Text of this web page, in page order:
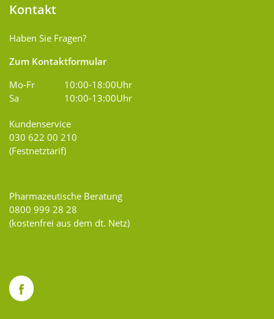
Kontakt
Haben Sie Fragen?
Zum Kontaktformular
Mo-Fr
10:00-18:00Uhr
Sa
10:00-13:00Uhr
Kundenservice
030 622 00 210
(Festnetztarif)
Pharmazeutische Beratung
0800 999 28 28
(kostenfrei aus dem dt. Netz)